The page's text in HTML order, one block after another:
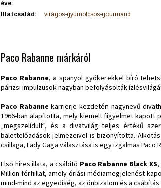
éve:
Illatcsalád: virágos-gyümölcsös-gourmand
Paco Rabanne márkáról
Paco Rabanne, a spanyol gyökerekkel bíró
párizsi impulzusok nagyban befolyásolták
Paco Rabanne karrierje kezdetén nagynevű
1966-ban alapította, mely kiemelt figyelmet kapott
„megszelídült”, és a divatvilág teljes értékű
balettelőadások jelmezeivel is bizonyította.
csillaga, Lady Gaga választása is egy izgalmas Paco
Első híres illata, a csábító Paco Rabanne Black XS
Million férfiillat, amely óriási médiamegjelenést
mind-mind az egyediség, az önbizalom és a